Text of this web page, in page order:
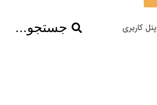
پنل کاربری جستجو...